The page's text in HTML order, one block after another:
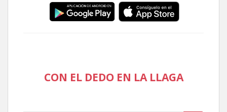
CON EL DEDO EN LA LLAGA